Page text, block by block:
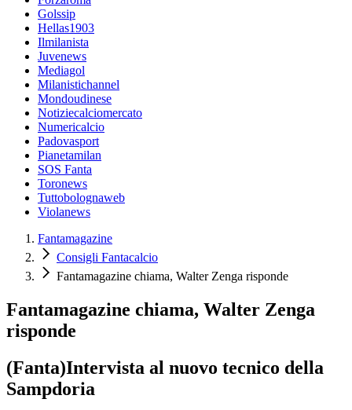
Golssip
Hellas1903
Ilmilanista
Juvenews
Mediagol
Milanistichannel
Mondoudinese
Notiziecalciomercato
Numericalcio
Padovasport
Pianetamilan
SOS Fanta
Toronews
Tuttobolognaweb
Violanews
Fantamagazine
Consigli Fantacalcio
Fantamagazine chiama, Walter Zenga risponde
Fantamagazine chiama, Walter Zenga
risponde
(Fanta)Intervista al nuovo tecnico della
Sampdoria